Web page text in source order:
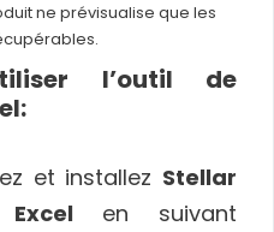
ne prévisualise que les
l’outil de
et installez Stellar
en suivant